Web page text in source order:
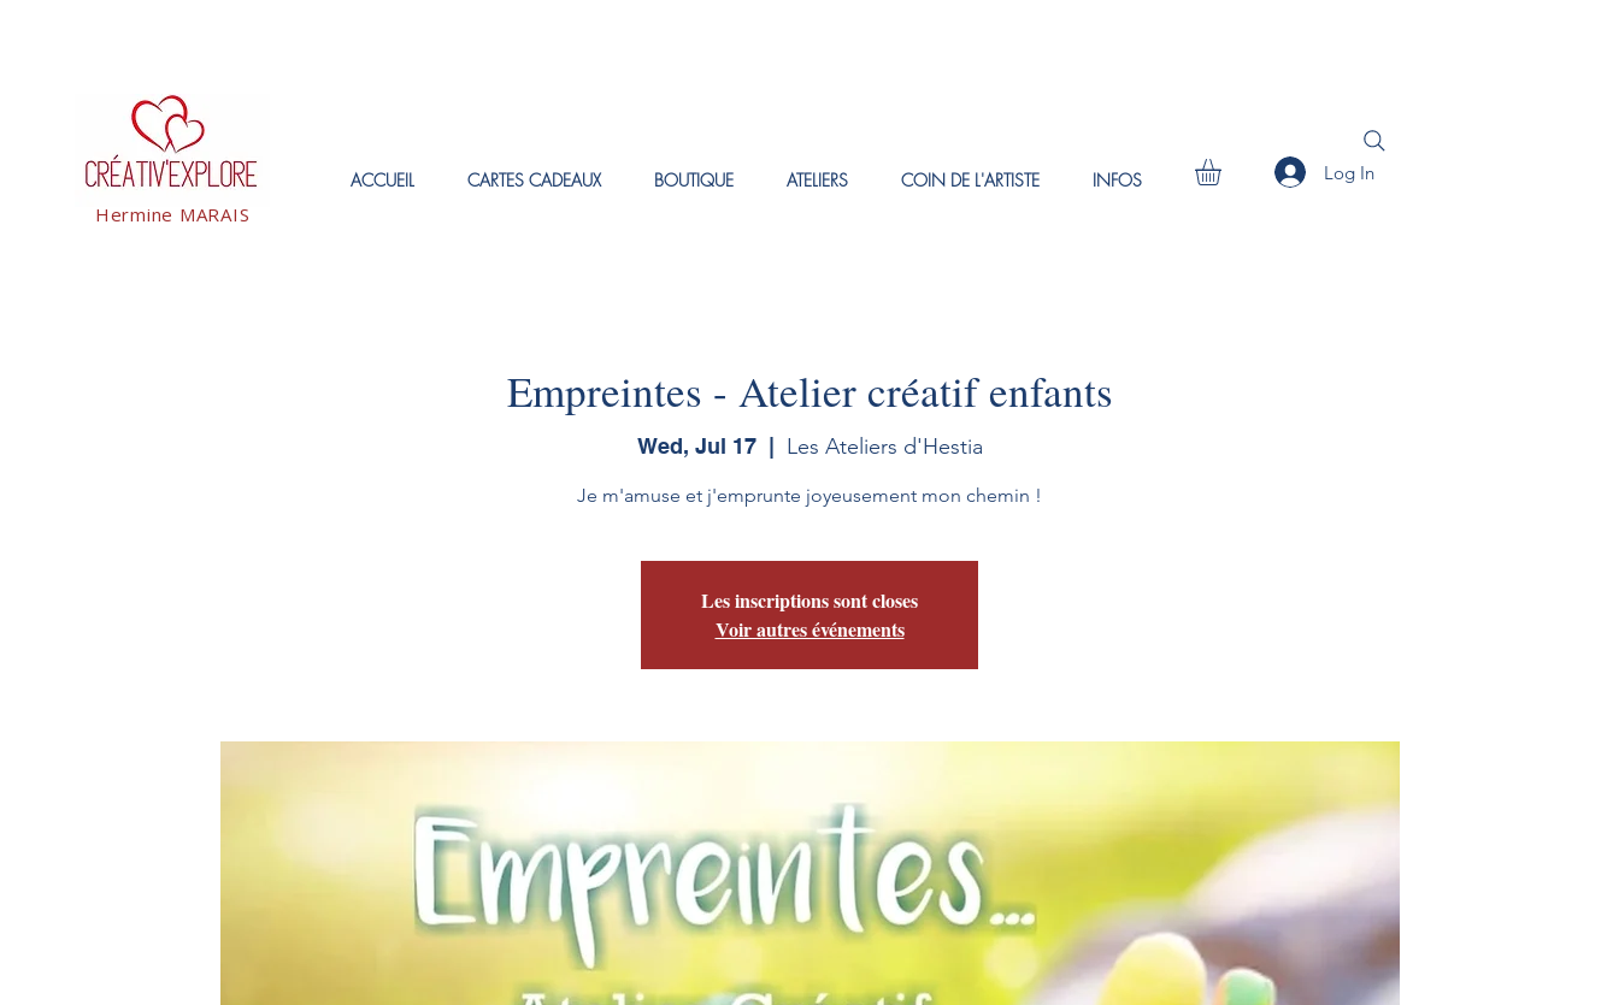
Hermine MARAIS
ACCUEIL CARTES CADEAUX BOUTIQUE ATELIERS COIN DE L'ARTISTE INFOS Log In
Empreintes - Atelier créatif enfants
Wed, Jul 17
  |
Les Ateliers d'Hestia
Je m'amuse et j'emprunte joyeusement mon chemin !
Les inscriptions sont closes
Voir autres événements